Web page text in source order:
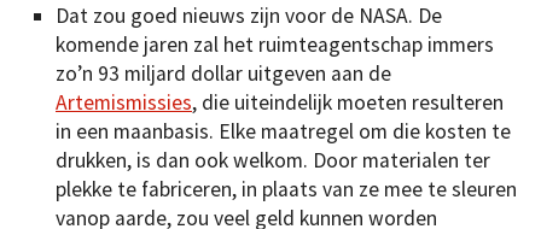
Dat zou goed nieuws zijn voor de NASA. De
komende jaren zal het ruimteagentschap immers
zo’n 93 miljard dollar uitgeven aan de
Artemismissies, die uiteindelijk moeten resulteren
in een maanbasis. Elke maatregel om die kosten te
drukken, is dan ook welkom. Door materialen ter
plekke te fabriceren, in plaats van ze mee te sleuren
vanop aarde, zou veel geld kunnen worden